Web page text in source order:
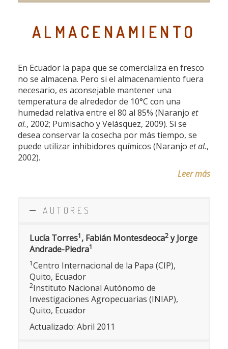
ALMACENAMIENTO
En Ecuador la papa que se comercializa en fresco
no se almacena. Pero si el almacenamiento fuera
necesario, es aconsejable mantener una
temperatura de alrededor de 10°C con una
humedad relativa entre el 80 al 85% (Naranjo et
al., 2002; Pumisacho y Velásquez, 2009). Si se
desea conservar la cosecha por más tiempo, se
puede utilizar inhibidores químicos (Naranjo et al.,
2002).
Leer más
AUTORES
Lucía Torres1, Fabián Montesdeoca2 y Jorge
Andrade-Piedra1
1Centro Internacional de la Papa (CIP),
Quito, Ecuador
2Instituto Nacional Autónomo de
Investigaciones Agropecuarias (INIAP),
Quito, Ecuador
Actualizado: Abril 2011